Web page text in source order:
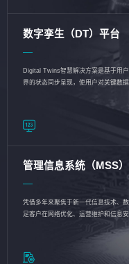
数字孪生（DT）平台
Digital Twins智慧解决方案是基于用
界的状态同步呈现，使用户对关键数
管理信息系统（MSS）
凭借多年来聚焦于新一代信息技术、
足客户在网络优化、运营维护和信息